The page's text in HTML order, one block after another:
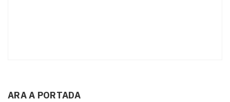
ARA A PORTADA